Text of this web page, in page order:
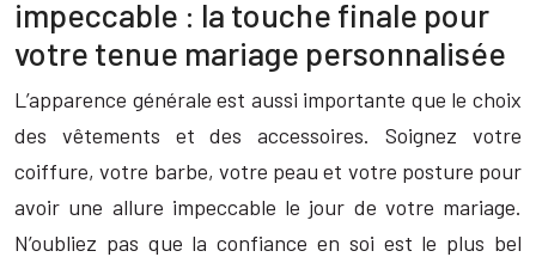
impeccable : la touche finale pour
votre tenue mariage personnalisée
L’apparence générale est aussi importante que le choix
des vêtements et des accessoires. Soignez votre
coiffure, votre barbe, votre peau et votre posture pour
avoir une allure impeccable le jour de votre mariage.
N’oubliez pas que la confiance en soi est le plus bel